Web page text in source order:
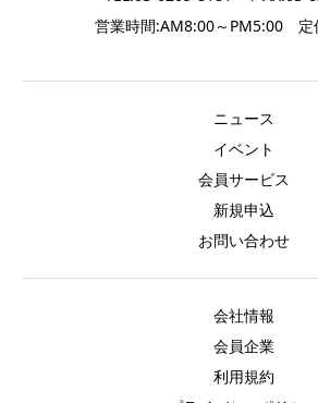
営業時間:AM8:00～PM5:00 定
ニュース
イベント
会員サービス
新規申込
お問い合わせ
会社情報
会員企業
利用規約